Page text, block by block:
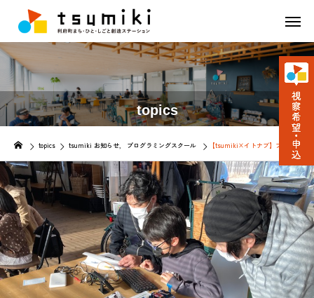
topics
topics tsumiki お知らせ プログラミングスクール 【tsumiki×イトナブ】プログラミ